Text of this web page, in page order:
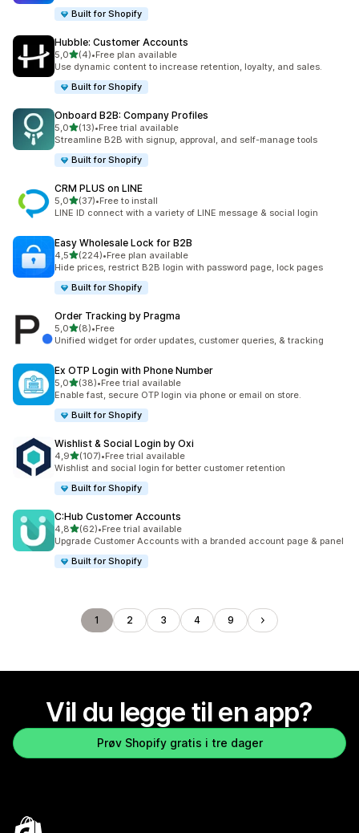
Built for Shopify
Hubble: Customer Accounts
5,0av 5 stjerner
(4)
Totalt 4 omtaler
•Free plan available
Use dynamic content to increase retention, loyalty, and sales.
Built for Shopify
Onboard B2B: Company Profiles
5,0av 5 stjerner
(13)
Totalt 13 omtaler
•Free trial available
Streamline B2B with signup, approval, and self-manage tools
Built for Shopify
CRM PLUS on LINE
5,0av 5 stjerner
(37)
Totalt 37 omtaler
•Free to install
LINE ID connect with a variety of LINE message & social login
Easy Wholesale Lock for B2B
4,5av 5 stjerner
(224)
Totalt 224 omtaler
•Free plan available
Hide prices, restrict B2B login with password page, lock pages
Built for Shopify
Order Tracking by Pragma
5,0av 5 stjerner
(8)
Totalt 8 omtaler
•Free
Unified widget for order updates, customer queries, & tracking
Ex OTP Login with Phone Number
5,0av 5 stjerner
(38)
Totalt 38 omtaler
•Free trial available
Enable fast, secure OTP login via phone or email on store.
Built for Shopify
Wishlist & Social Login by Oxi
4,9av 5 stjerner
(107)
Totalt 107 omtaler
•Free trial available
Wishlist and social login for better customer retention
Built for Shopify
C:Hub Customer Accounts
4,8av 5 stjerner
(62)
Totalt 62 omtaler
•Free trial available
Upgrade Customer Accounts with a branded account page & panel
Built for Shopify
1 2 3 4 9
Vil du legge til en app?
Prøv Shopify gratis i tre dager